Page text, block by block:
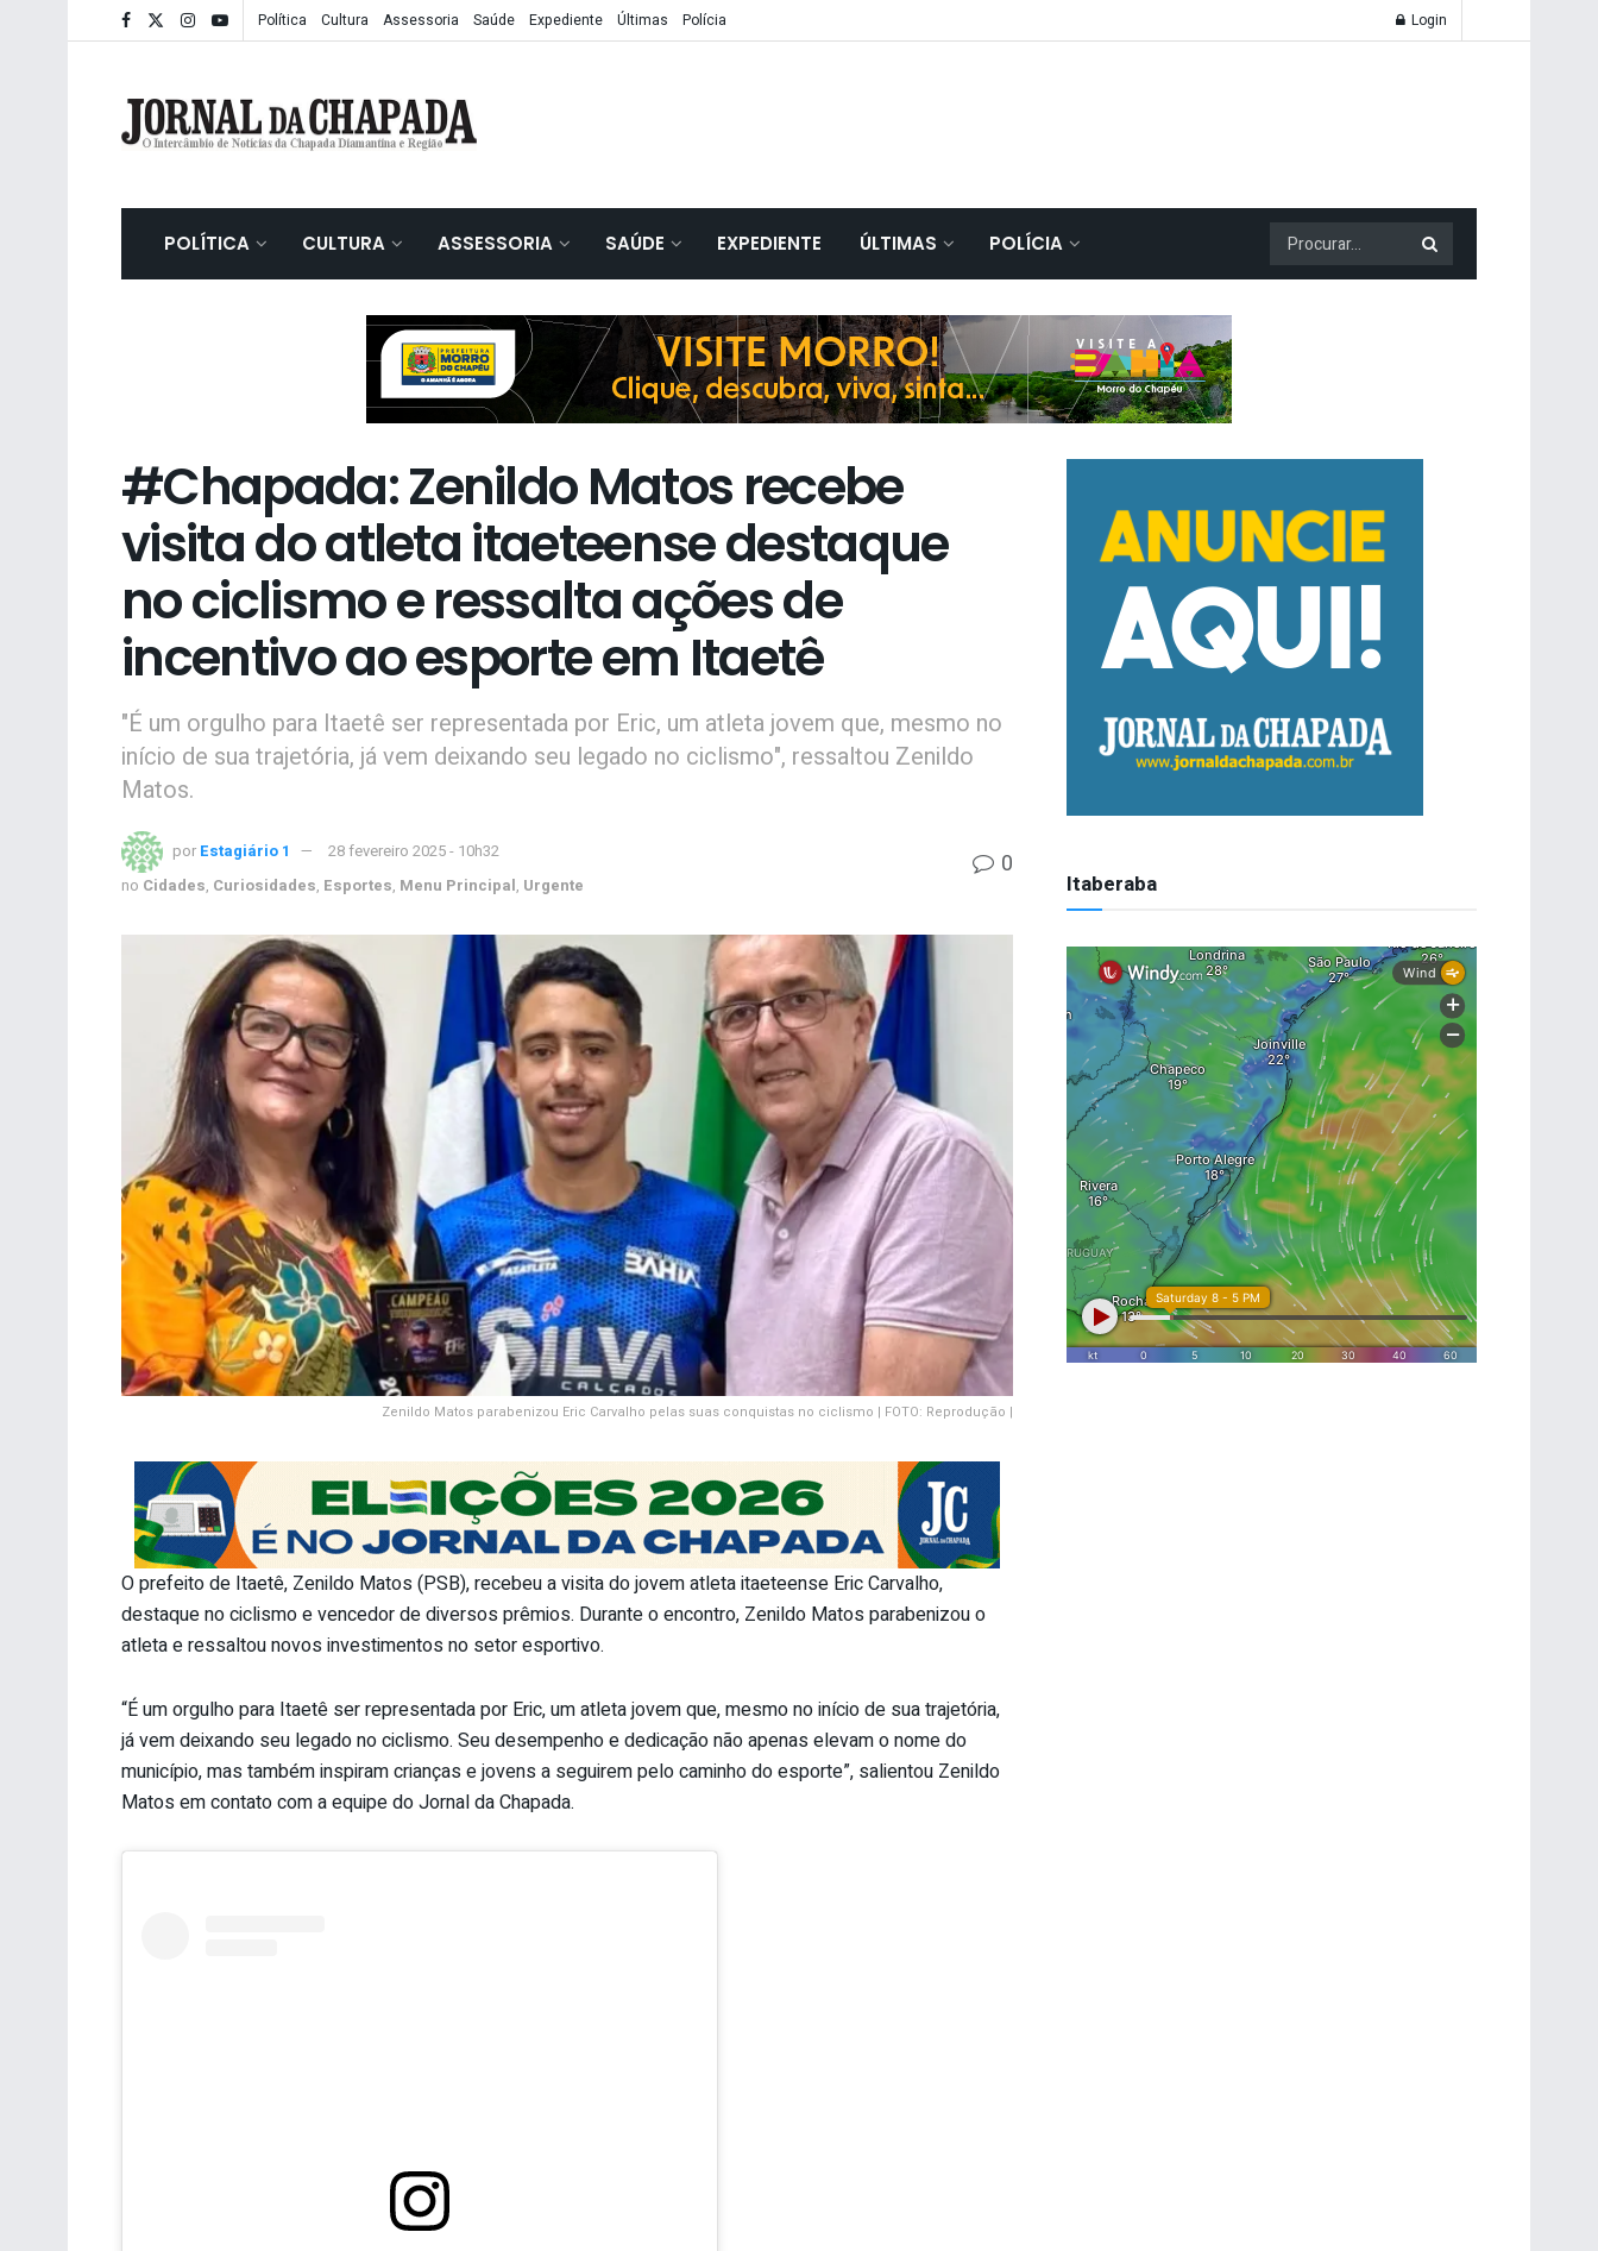
Política Cultura Assessoria Saúde Expediente Últimas Polícia Login
POLÍTICA CULTURA ASSESSORIA SAÚDE EXPEDIENTE ÚLTIMAS POLÍCIA
#Chapada: Zenildo Matos recebe
visita do atleta itaeteense destaque
no ciclismo e ressalta ações de
incentivo ao esporte em Itaetê
"É um orgulho para Itaetê ser representada por Eric, um atleta jovem que, mesmo no
início de sua trajetória, já vem deixando seu legado no ciclismo", ressaltou Zenildo
Matos.
por Estagiário 1
28 fevereiro 2025 - 10h32
no Cidades, Curiosidades, Esportes, Menu Principal, Urgente
0
Zenildo Matos parabenizou Eric Carvalho pelas suas conquistas no ciclismo | FOTO: Reprodução |
O prefeito de Itaetê, Zenildo Matos (PSB), recebeu a visita do jovem atleta itaeteense Eric Carvalho,
destaque no ciclismo e vencedor de diversos prêmios. Durante o encontro, Zenildo Matos parabenizou o
atleta e ressaltou novos investimentos no setor esportivo.
“É um orgulho para Itaetê ser representada por Eric, um atleta jovem que, mesmo no início de sua trajetória,
já vem deixando seu legado no ciclismo. Seu desempenho e dedicação não apenas elevam o nome do
município, mas também inspiram crianças e jovens a seguirem pelo caminho do esporte”, salientou Zenildo
Matos em contato com a equipe do Jornal da Chapada.
Itaberaba